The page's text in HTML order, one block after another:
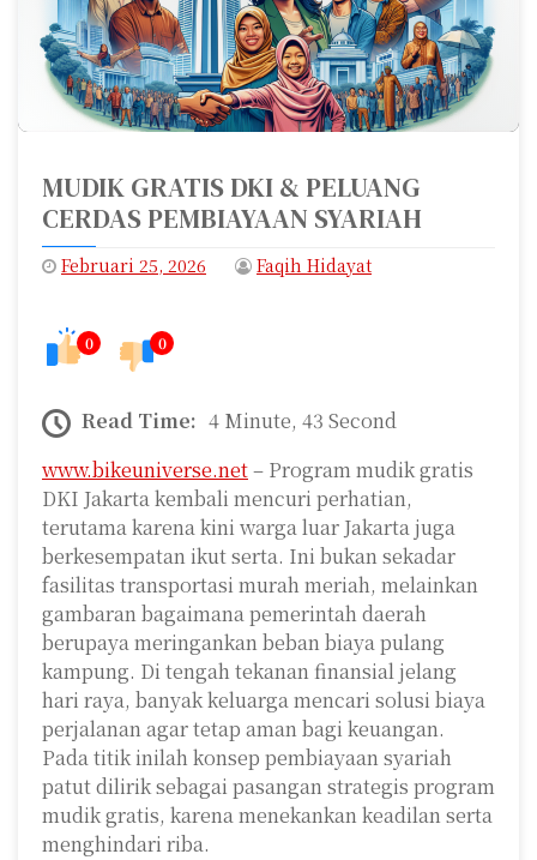
MUDIK GRATIS DKI & PELUANG
CERDAS PEMBIAYAAN SYARIAH
Februari 25, 2026 Faqih Hidayat
0 0
Read Time: 4 Minute, 43 Second
www.bikeuniverse.net– Program mudik gratis
DKI Jakarta kembali mencuri perhatian,
terutama karena kini warga luar Jakarta juga
berkesempatan ikut serta. Ini bukan sekadar
fasilitas transportasi murah meriah, melainkan
gambaran bagaimana pemerintah daerah
berupaya meringankan beban biaya pulang
kampung. Di tengah tekanan finansial jelang
hari raya, banyak keluarga mencari solusi biaya
perjalanan agar tetap aman bagi keuangan.
Pada titik inilah konsep pembiayaan syariah
patut dilirik sebagai pasangan strategis program
mudik gratis, karena menekankan keadilan serta
menghindari riba.